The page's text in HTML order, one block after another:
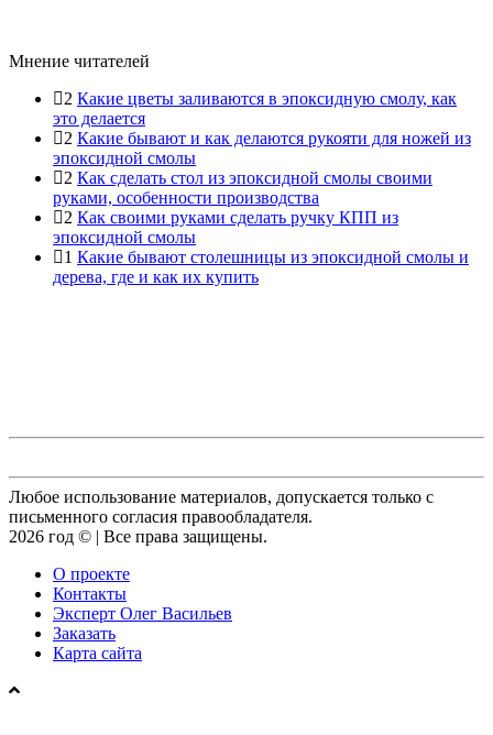
Мнение читателей
2 Какие цветы заливаются в эпоксидную смолу, как
это делается
2 Какие бывают и как делаются рукояти для ножей из
эпоксидной смолы
2 Как сделать стол из эпоксидной смолы своими
руками, особенности производства
2 Как своими руками сделать ручку КПП из
эпоксидной смолы
1 Какие бывают столешницы из эпоксидной смолы и
дерева, где и как их купить
Любое использование материалов, допускается только с
письменного согласия правообладателя.
2026 год © | Все права защищены.
О проекте
Контакты
Эксперт Олег Васильев
Заказать
Карта сайта